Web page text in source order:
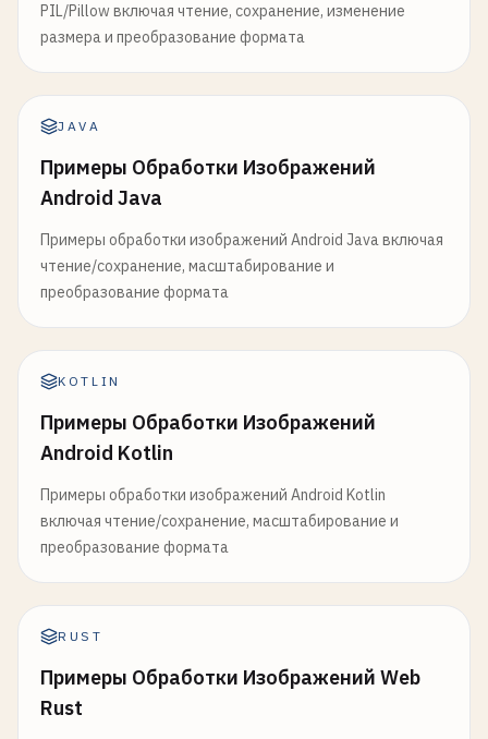
PIL/Pillow включая чтение, сохранение, изменение
размера и преобразование формата
JAVA
Примеры Обработки Изображений
Android Java
Примеры обработки изображений Android Java включая
чтение/сохранение, масштабирование и
преобразование формата
KOTLIN
Примеры Обработки Изображений
Android Kotlin
Примеры обработки изображений Android Kotlin
включая чтение/сохранение, масштабирование и
преобразование формата
RUST
Примеры Обработки Изображений Web
Rust